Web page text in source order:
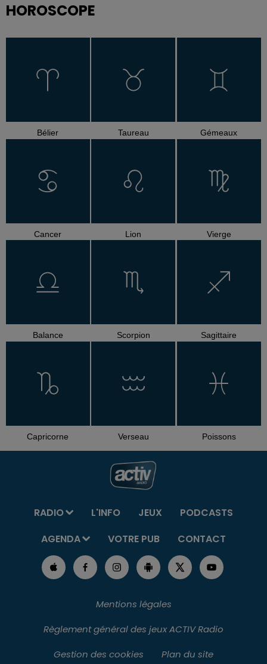
HOROSCOPE
Bélier Taureau Gémeaux
Cancer Lion Vierge
Balance Scorpion Sagittaire
Capricorne Verseau Poissons
RADIO L'INFO JEUX
PODCASTS
AGENDA
VOTRE PUB CONTACT
Mentions légales
Règlement général des jeux ACTIV Radio
Gestion des cookies
Plan du site